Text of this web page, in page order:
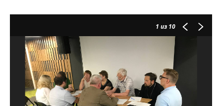
1 из 10